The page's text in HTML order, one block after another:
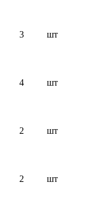
3 шт
4 шт
2 шт
2 шт